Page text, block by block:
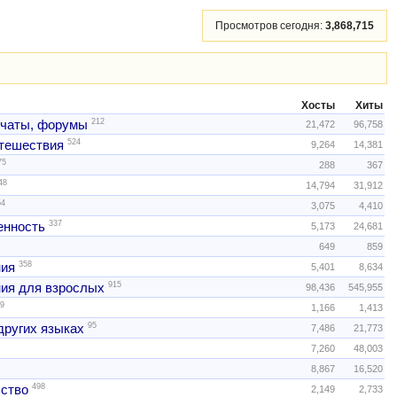
Просмотров сегодня: 3,868,715
Хосты Хиты
форумы 212 21,472 96,758
524 9,264 14,381
288 367
14,794 31,912
3,075 4,410
337 5,173
24,681
649
859
358 5,401 8,634
для взрослых 915 98,436 545,955
1,166 1,413
языках 95 7,486
21,773
7,260
48,003
8,867
16,520
498 2,149 2,733